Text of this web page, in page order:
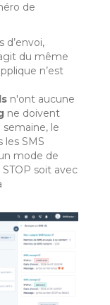
de
d’envoi,
du même
n’est
n'ont aucune
ne doivent
le
les SMS
mode de
soit avec